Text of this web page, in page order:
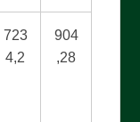
723
4,2
904
,28